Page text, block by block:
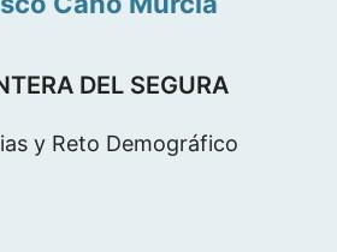
DEL SEGURA
y Reto Demográfico